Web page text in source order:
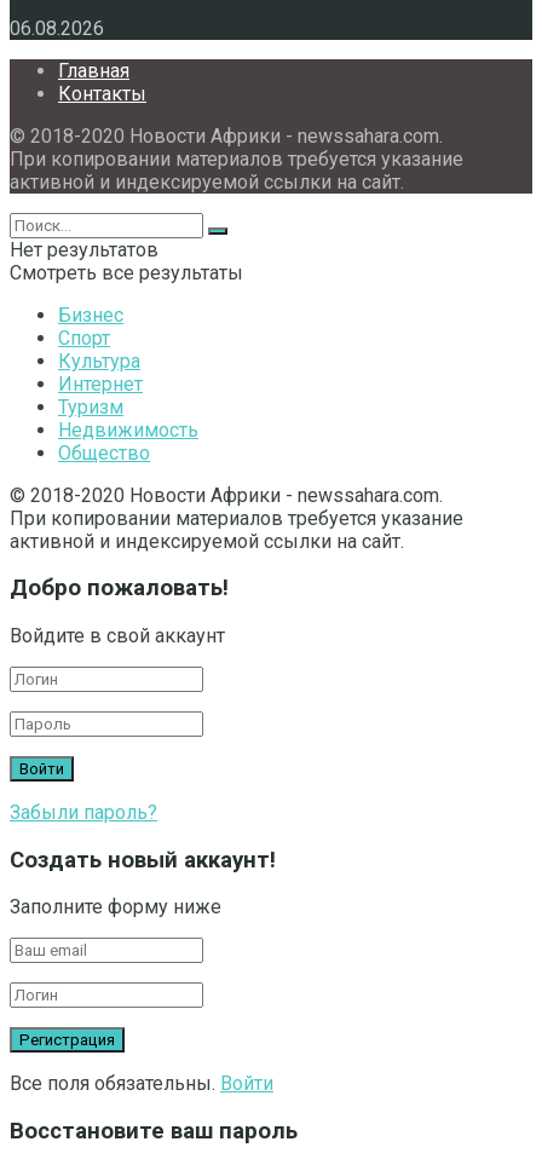
06.08.2026
Главная
Контакты
© 2018-2020 Новости Африки - newssahara.com.
При копировании материалов требуется указание
активной и индексируемой ссылки на сайт.
Нет результатов
Смотреть все результаты
Бизнес
Спорт
Культура
Интернет
Туризм
Недвижимость
Общество
© 2018-2020 Новости Африки - newssahara.com.
При копировании материалов требуется указание
активной и индексируемой ссылки на сайт.
Добро пожаловать!
Войдите в свой аккаунт
Забыли пароль?
Создать новый аккаунт!
Заполните форму ниже
Все поля обязательны. Войти
Восстановите ваш пароль